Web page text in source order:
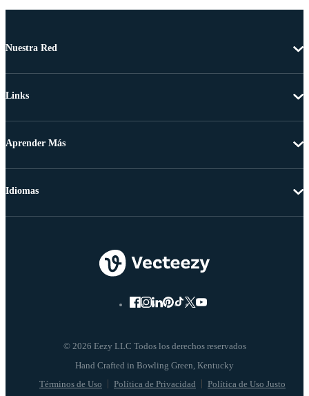
Nuestra Red
Links
Aprender Más
© 2026 Eezy LLC Todos los derechos reservados
Términos de Uso Política de Privacidad Política de Uso Justo
Idiomas